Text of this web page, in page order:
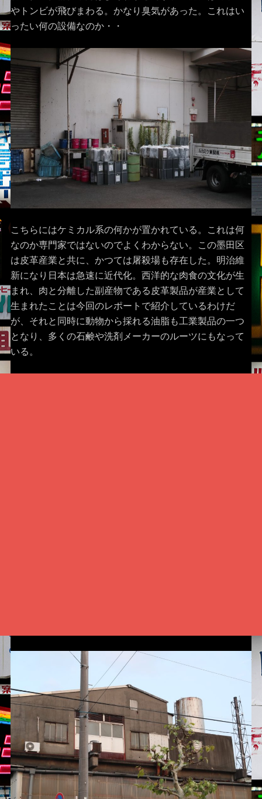
やトンビが飛びまわる。かなり臭気があった。これはい
ったい何の設備なのか・・
こちらにはケミカル系の何かが置かれている。これは何
なのか専門家ではないのでよくわからない。この墨田区
は皮革産業と共に、かつては屠殺場も存在した。明治維
新になり日本は急速に近代化。西洋的な肉食の文化が生
まれ、肉と分離した副産物である皮革製品が産業として
生まれたことは今回のレポートで紹介しているわけだ
が、それと同時に動物から採れる油脂も工業製品の一つ
となり、多くの石鹸や洗剤メーカーのルーツにもなって
いる。